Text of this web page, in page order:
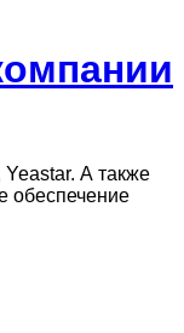
А также
обеспечение